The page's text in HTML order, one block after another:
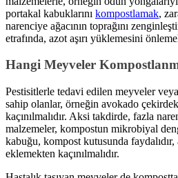
portakal kabuklarını kompostlamak,
narenciye ağacının toprağını
etrafında, azot aşırı yüklemesini
Hangi Meyveler
Pestisitlerle tedavi edilen meyveler
sahip olanlar, örneğin avokado
kaçınılmalıdır. Aksi takdirde, fazla
malzemeler, kompostun mikrobiyal
kabuğu, kompost kutusunda faydalıdır,
eklemekten kaçınılmalıdır.